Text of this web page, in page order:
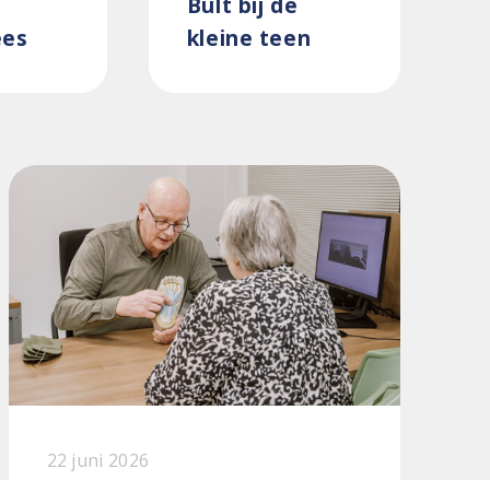
kleine teen
22 juni 2026